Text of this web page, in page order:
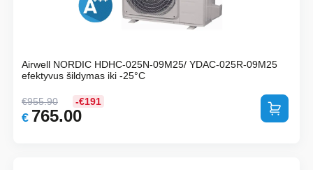
Airwell NORDIC HDHC-025N-09M25/ YDAC-025R-09M25
efektyvus šildymas iki -25°C
-€191
€955.90
Original
€ 765.00Current